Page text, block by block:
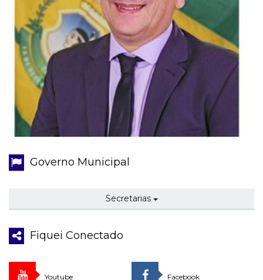
Governo Municipal
Secretarias
Fiquei Conectado
Youtube Facebook